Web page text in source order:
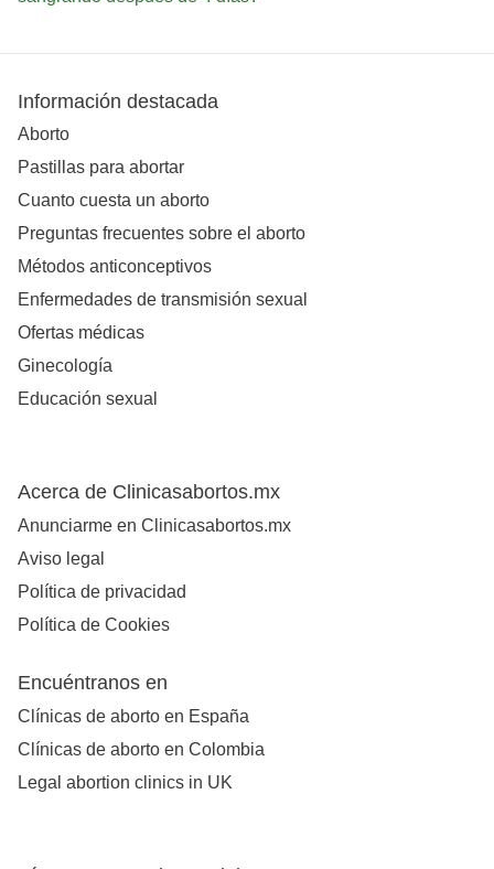
Información destacada
Aborto
Pastillas para abortar
Cuanto cuesta un aborto
Preguntas frecuentes sobre el aborto
Métodos anticonceptivos
Enfermedades de transmisión sexual
Ofertas médicas
Ginecología
Educación sexual
Acerca de Clinicasabortos.mx
Anunciarme en Clinicasabortos.mx
Aviso legal
Política de privacidad
Política de Cookies
Encuéntranos en
Clínicas de aborto en España
Clínicas de aborto en Colombia
Legal abortion clinics in UK